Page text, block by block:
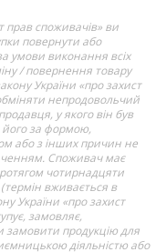
прав споживачів» ви
повернути або
умови виконання всіх
/ повернення товару
України «про захист
непродовольчий
у якого він був
за формою,
або з інших причин не
Споживач має
чотирнадцяти
вживається в
України «про захист
замовляє,
замовити продукцію для
діяльністю або